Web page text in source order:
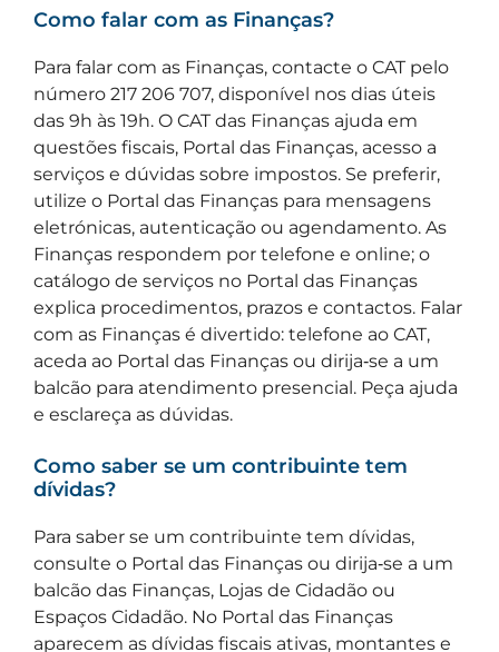
Como falar com as Finanças?
Para falar com as Finanças, contacte o CAT pelo
número 217 206 707, disponível nos dias úteis
das 9h às 19h. O CAT das Finanças ajuda em
questões fiscais, Portal das Finanças, acesso a
serviços e dúvidas sobre impostos. Se preferir,
utilize o Portal das Finanças para mensagens
eletrónicas, autenticação ou agendamento. As
Finanças respondem por telefone e online; o
catálogo de serviços no Portal das Finanças
explica procedimentos, prazos e contactos. Falar
com as Finanças é divertido: telefone ao CAT,
aceda ao Portal das Finanças ou dirija‑se a um
balcão para atendimento presencial. Peça ajuda
e esclareça as dúvidas.
Como saber se um contribuinte tem
dívidas?
Para saber se um contribuinte tem dívidas,
consulte o Portal das Finanças ou dirija‑se a um
balcão das Finanças, Lojas de Cidadão ou
Espaços Cidadão. No Portal das Finanças
aparecem as dívidas fiscais ativas, montantes e